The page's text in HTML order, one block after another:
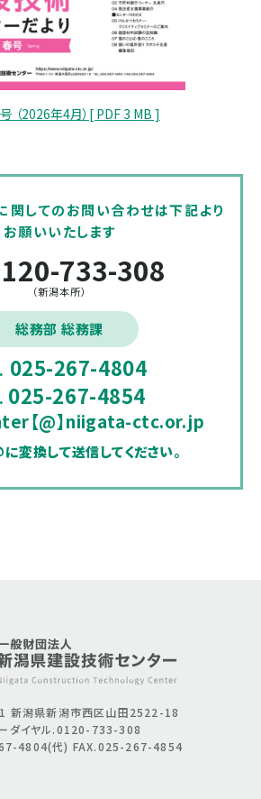
（2026年4月）[ PDF 3 MB ]
関してのお問い合わせは下記より
お願いいたします
733-308
（新潟本所）
総務部 総務課
025-267-4804
025-267-4854
【@】niigata-ctc.or.jp
に変換して送信してください。
新潟県新潟市西区山田2522-18
ダイヤル.0120-733-308
4804(代) FAX.025-267-4854